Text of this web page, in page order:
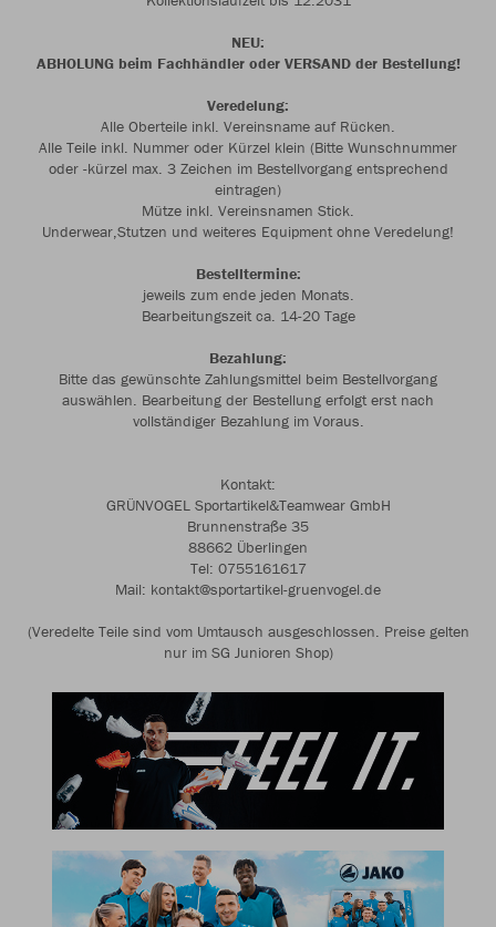
NEU:
ABHOLUNG beim Fachhändler oder VERSAND der Bestellung!
Veredelung:
Alle Oberteile inkl. Vereinsname auf Rücken.
Alle Teile inkl. Nummer oder Kürzel klein (Bitte Wunschnummer
oder -kürzel max. 3 Zeichen im Bestellvorgang entsprechend
eintragen)
Mütze inkl. Vereinsnamen Stick.
Underwear,Stutzen und weiteres Equipment ohne Veredelung!
Bestelltermine:
jeweils zum ende jeden Monats.
Bearbeitungszeit ca. 14-20 Tage
Bezahlung:
Bitte das gewünschte Zahlungsmittel beim Bestellvorgang
auswählen. Bearbeitung der Bestellung erfolgt erst nach
vollständiger Bezahlung im Voraus.
Kontakt:
GRÜNVOGEL Sportartikel&Teamwear GmbH
Brunnenstraße 35
88662 Überlingen
Tel: 0755161617
Mail: kontakt@sportartikel-gruenvogel.de
(Veredelte Teile sind vom Umtausch ausgeschlossen. Preise gelten
nur im SG Junioren Shop)